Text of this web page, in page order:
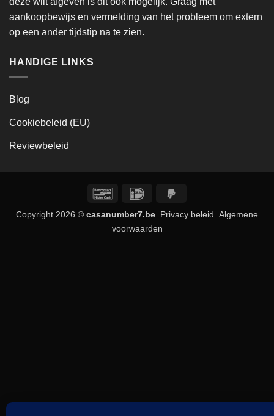
aankoopbewijs en vermelding van het probleem om extern
op een ander tijdstip na te zien.
HANDIGE LINKS
Blog
Cookiebeleid (EU)
Reviewbeleid
BancontactIDeal
Copyright 2026 © casanumber7.be Privacy beleid Algemene
voorwaarden